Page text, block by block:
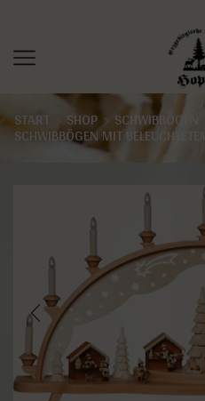
START SHOP SCHWIBBÖGEN
SCHWIBBÖGEN MIT